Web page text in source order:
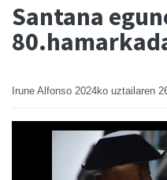
Santana
Irune Alfonso 2024ko uztailaren